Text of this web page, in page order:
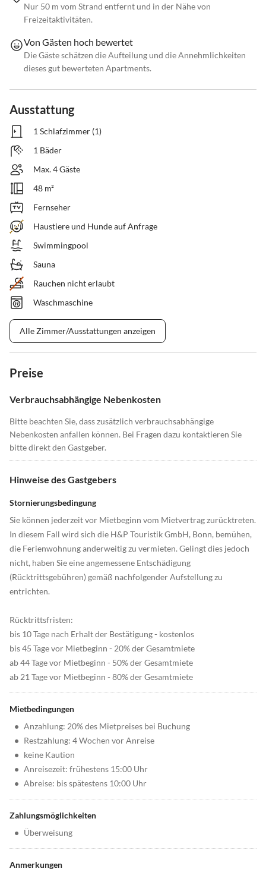
Nur 50 m vom Strand entfernt und in der Nähe von
Freizeitaktivitäten.
Von Gästen hoch bewertet
Die Gäste schätzen die Aufteilung und die Annehmlichkeiten
dieses gut bewerteten Apartments.
Ausstattung
1 Schlafzimmer (1)
1 Bäder
Max. 4 Gäste
48 m²
Fernseher
Haustiere und Hunde auf Anfrage
Swimmingpool
Sauna
Rauchen nicht erlaubt
Waschmaschine
Alle Zimmer/Ausstattungen anzeigen
Preise
Verbrauchsabhängige Nebenkosten
Bitte beachten Sie, dass zusätzlich verbrauchsabhängige
Nebenkosten anfallen können. Bei Fragen dazu kontaktieren Sie
bitte direkt den Gastgeber.
Hinweise des Gastgebers
Stornierungsbedingung
Sie können jederzeit vor Mietbeginn vom Mietvertrag zurücktreten.
In diesem Fall wird sich die H&P Touristik GmbH, Bonn, bemühen,
die Ferienwohnung anderweitig zu vermieten. Gelingt dies jedoch
nicht, haben Sie eine angemessene Entschädigung
(Rücktrittsgebühren) gemäß nachfolgender Aufstellung zu
entrichten.
Rücktrittsfristen:
bis 10 Tage nach Erhalt der Bestätigung - kostenlos
bis 45 Tage vor Mietbeginn - 20% der Gesamtmiete
ab 44 Tage vor Mietbeginn - 50% der Gesamtmiete
ab 21 Tage vor Mietbeginn - 80% der Gesamtmiete
Mietbedingungen
• Anzahlung: 20% des Mietpreises bei Buchung
• Restzahlung: 4 Wochen vor Anreise
• keine Kaution
• Anreisezeit: frühestens 15:00 Uhr
• Abreise: bis spätestens 10:00 Uhr
Zahlungsmöglichkeiten
• Überweisung
Anmerkungen